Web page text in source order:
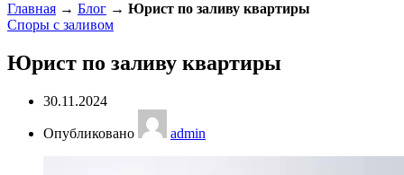
Главная → Блог → Юрист по заливу квартиры
Споры с заливом
Юрист по заливу квартиры
30.11.2024
Опубликовано admin